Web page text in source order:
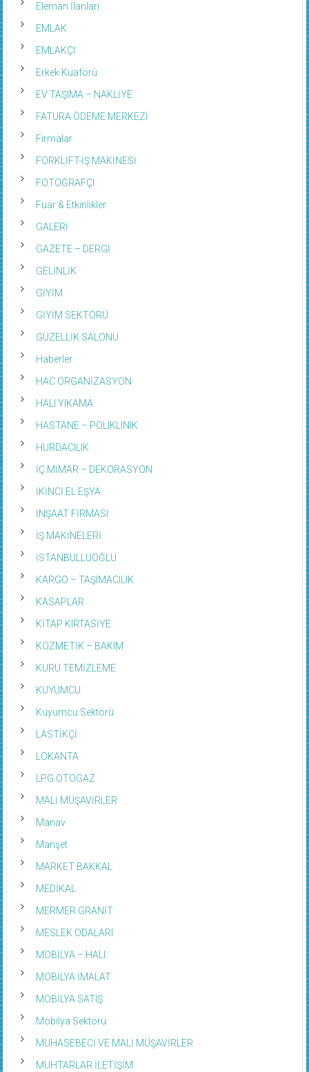
Eleman İlanları
EMLAK
EMLAKÇI
Erkek Kuaförü
EV TAŞIMA – NAKLİYE
FATURA ÖDEME MERKEZİ
Firmalar
FORKLİFT-İŞ MAKİNESİ
FOTOĞRAFÇI
Fuar & Etkinlikler
GALERİ
GAZETE – DERGİ
GELİNLİK
GİYİM
GİYİM SEKTÖRÜ
GÜZELLİK SALONU
Haberler
HAC ORGANİZASYON
HALI YIKAMA
HASTANE – POLIKLINIK
HURDACILIK
İÇ MİMAR – DEKORASYON
İKİNCİ EL EŞYA
İNŞAAT FİRMASI
İŞ MAKİNELERİ
İSTANBULLUOĞLU
KARGO – TAŞIMACILIK
KASAPLAR
KİTAP KIRTASİYE
KOZMETİK – BAKIM
KURU TEMİZLEME
KUYUMCU
Kuyumcu Sektörü
LASTİKÇİ
LOKANTA
LPG OTOGAZ
MALİ MÜŞAVİRLER
Manav
Manşet
MARKET BAKKAL
MEDİKAL
MERMER GRANİT
MESLEK ODALARI
MOBİLYA – HALI
MOBİLYA İMALAT
MOBİLYA SATIŞ
Mobilya Sektörü
MUHASEBECİ VE MALİ MÜŞAVİRLER
MUHTARLAR İLETİŞİM